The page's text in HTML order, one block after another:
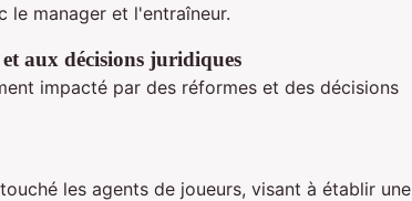
le manager et l'entraîneur.
aux décisions juridiques
impacté par des réformes et des décisions
les agents de joueurs, visant à établir une